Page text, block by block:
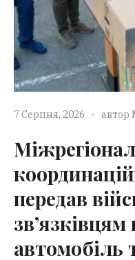
7 Серпня, 2026 автор
передав
автомобіль